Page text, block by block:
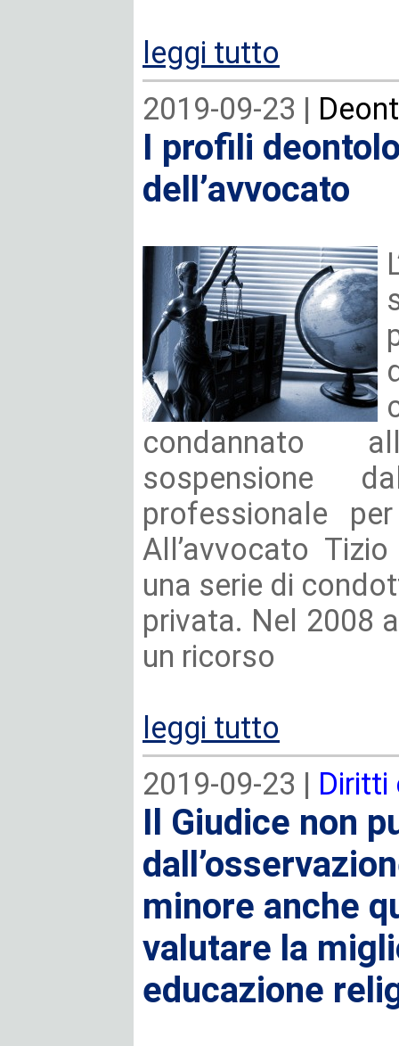
leggi tutto
2019-09-23 |
I profili
dell’avvocato
condannato
sospensione
professionale
All’avvocato
una serie di
privata. Nel 2008
un ricorso
leggi tutto
2019-09-23 | Diritti
Il Giudice non
minore anche
valutare la
educazione